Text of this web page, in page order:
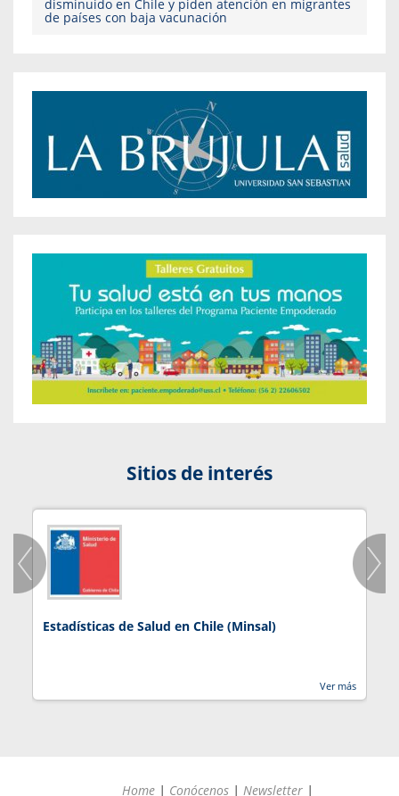
disminuido en Chile y piden atención en migrantes
de países con baja vacunación
Sitios de interés
Estadísticas de Salud en Chile (Minsal)
Ver más
Home | Conócenos | Newsletter |